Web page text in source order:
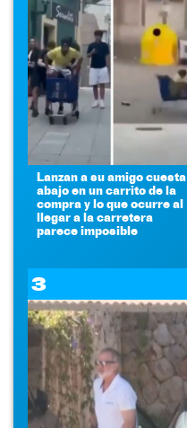
Lanzan a su amigo cuesta
abajo en un carrito de la
compra y lo que ocurre al
llegar a la carretera
parece imposible
3